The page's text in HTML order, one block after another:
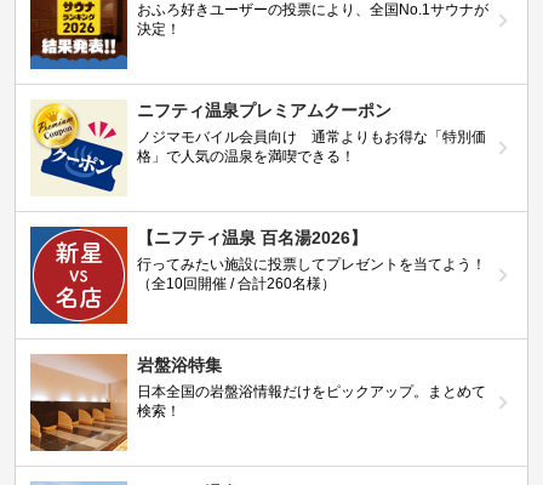
おふろ好きユーザーの投票により、全国No.1サウナが
決定！
ニフティ温泉プレミアムクーポン
ノジマモバイル会員向け 通常よりもお得な「特別価
格」で人気の温泉を満喫できる！
【ニフティ温泉 百名湯2026】
行ってみたい施設に投票してプレゼントを当てよう！
（全10回開催 / 合計260名様）
岩盤浴特集
日本全国の岩盤浴情報だけをピックアップ。まとめて
検索！